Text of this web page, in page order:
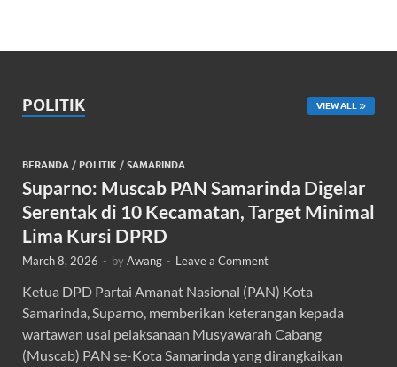
POLITIK VIEW ALL
BERANDA / POLITIK / SAMARINDA
Suparno: Muscab PAN Samarinda Digelar
Serentak di 10 Kecamatan, Target Minimal
Lima Kursi DPRD
March 8, 2026 - byAwang - Leave a Comment
Ketua DPD Partai Amanat Nasional (PAN) Kota
Samarinda, Suparno, memberikan keterangan kepada
wartawan usai pelaksanaan Musyawarah Cabang
(Muscab) PAN se-Kota Samarinda yang dirangkaikan